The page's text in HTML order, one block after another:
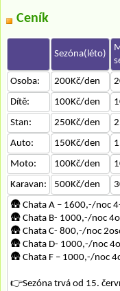
Ceník
Sezóna(léto)
Osoba:
200Kč/den
Dítě:
100Kč/den
Stan:
250Kč/den
Auto:
150Kč/den
Moto:
100Kč/den
Karavan:
500Kč/den
🛖 Chata A – 1600,-/noc
🛖 Chata B- 1000,-/noc
🛖 Chata C- 800,-/noc
🛖 Chata D- 1000,-/noc
🛖 Chata F – 1000,-/noc
👉Sezóna trvá od 15.